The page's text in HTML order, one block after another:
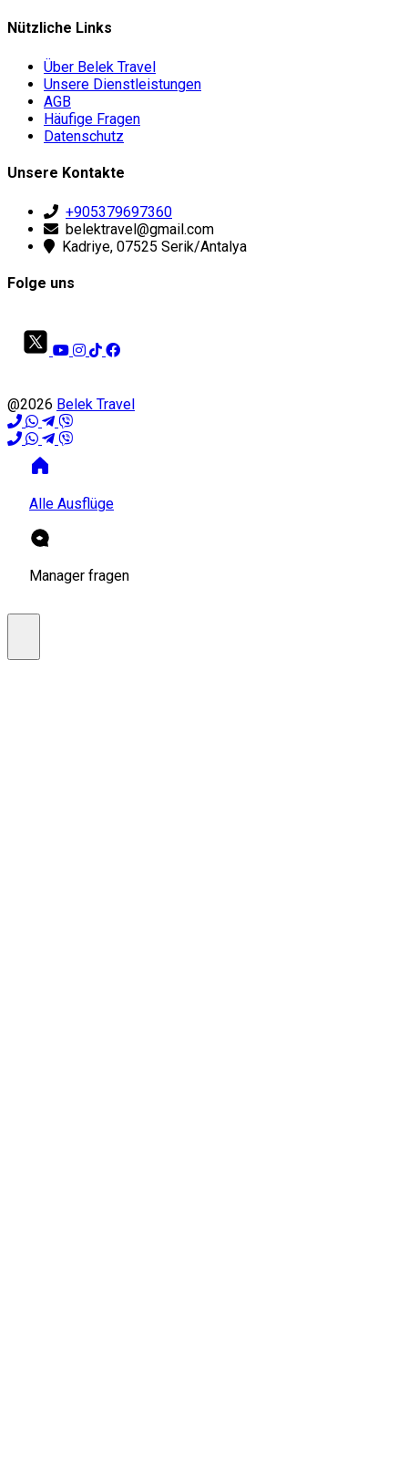
Nützliche Links
Über Belek Travel
Unsere Dienstleistungen
AGB
Häufige Fragen
Datenschutz
Unsere Kontakte
+905379697360
belektravel@gmail.com
Kadriye, 07525 Serik/Antalya
Folge uns
@2026 Belek Travel
Alle Ausflüge
Manager fragen